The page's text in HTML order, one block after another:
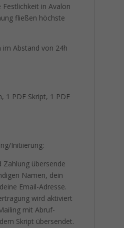
in Avalon
fließen höchste
im Abstand von 24h
1 PDF Skript, 1 PDF
Initiierung:
Zahlung übersende
Namen, dein
Email-Adresse.
wird aktiviert
mit Abruf-
Skript übersendet.